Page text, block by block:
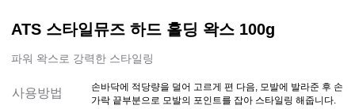
ATS 스타일뮤즈 하드 홀딩 왁스 100g
파워 왁스로 강력한 스타일링
사용방법
손바닥에 적당량을 덜어 고르게 편 다음, 모발에 발라준 후 손
가락 끝부분으로 모발의 포인트를 잡아 스타일링 해줍니다.